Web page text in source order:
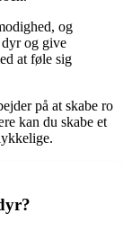
og
og give
at føle sig
på at skabe ro
kan du skabe et